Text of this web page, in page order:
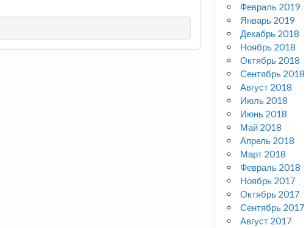
Февраль 2019
Январь 2019
Декабрь 2018
Ноябрь 2018
Октябрь 2018
Сентябрь 2018
Август 2018
Июль 2018
Июнь 2018
Май 2018
Апрель 2018
Март 2018
Февраль 2018
Ноябрь 2017
Октябрь 2017
Сентябрь 2017
Август 2017